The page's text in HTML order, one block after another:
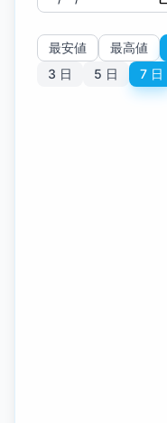
最安値 最高値
3 日
5 日 7 日